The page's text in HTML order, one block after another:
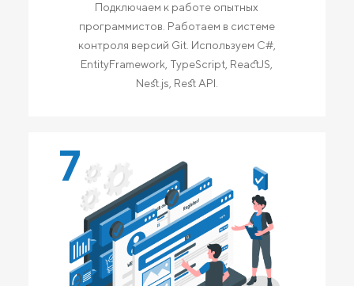
Подключаем к работе опытных
программистов. Работаем в системе
контроля версий Git. Используем C#,
EntityFramework, TypeScript, ReactJS,
Nest.js, Rest API.
7